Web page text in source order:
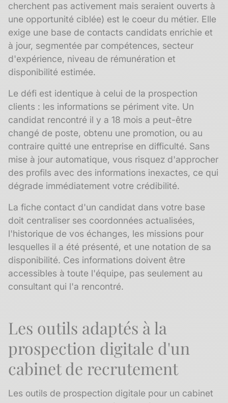
cherchent pas activement mais seraient ouverts à
une opportunité ciblée) est le coeur du métier. Elle
exige une base de contacts candidats enrichie et
à jour, segmentée par compétences, secteur
d'expérience, niveau de rémunération et
disponibilité estimée.
Le défi est identique à celui de la prospection
clients : les informations se périment vite. Un
candidat rencontré il y a 18 mois a peut-être
changé de poste, obtenu une promotion, ou au
contraire quitté une entreprise en difficulté. Sans
mise à jour automatique, vous risquez d'approcher
des profils avec des informations inexactes, ce qui
dégrade immédiatement votre crédibilité.
La fiche contact d'un candidat dans votre base
doit centraliser ses coordonnées actualisées,
l'historique de vos échanges, les missions pour
lesquelles il a été présenté, et une notation de sa
disponibilité. Ces informations doivent être
accessibles à toute l'équipe, pas seulement au
consultant qui l'a rencontré.
Les outils adaptés à la
prospection digitale d'un
cabinet de recrutement
Les outils de prospection digitale pour un cabinet